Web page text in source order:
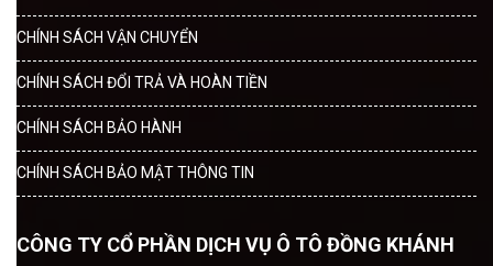
CHÍNH SÁCH VẬN CHUYỂN
CHÍNH SÁCH ĐỔI TRẢ VÀ HOÀN TIỀN
CHÍNH SÁCH BẢO HÀNH
CHÍNH SÁCH BẢO MẬT THÔNG TIN
CÔNG TY CỔ PHẦN DỊCH VỤ Ô TÔ ĐỒNG KHÁNH